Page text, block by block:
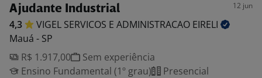
Ajudante Industrial 12 jun
4,3 VIGEL SERVICOS E ADMINISTRACAO EIRELI
Mauá - SP
R$ 1.917,00
Sem experiência
Ensino Fundamental (1º grau)
Presencial